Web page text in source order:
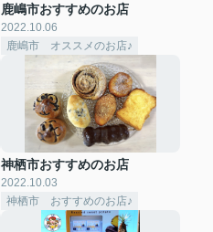
鹿嶋市おすすめのお店
2022.10.06
鹿嶋市 オススメのお店♪
神栖市おすすめのお店
2022.10.03
神栖市 おすすめのお店♪